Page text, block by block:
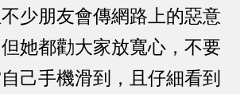
少朋友會傳網路上的惡意
她都勸大家放寬心，不要
己手機滑到，且仔細看到